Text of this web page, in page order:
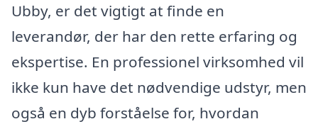
Ubby, er det vigtigt at finde en
leverandør, der har den rette erfaring og
ekspertise. En professionel virksomhed vil
ikke kun have det nødvendige udstyr, men
også en dyb forståelse for, hvordan